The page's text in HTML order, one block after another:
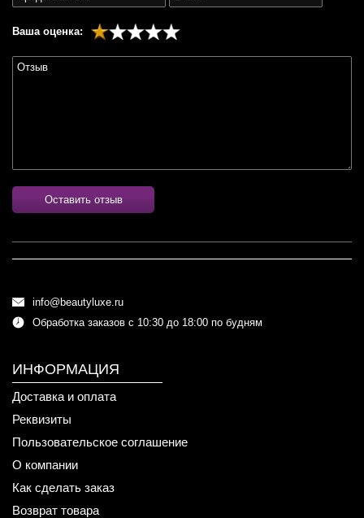
Ваша оценка:
Оставить отзыв
info@beautyluxe.ru
Обработка заказов с 10:30 до 18:00 по будням
ИНФОРМАЦИЯ
Доставка и оплата
Реквизиты
Пользовательское соглашение
О компании
Как сделать заказ
Возврат товара